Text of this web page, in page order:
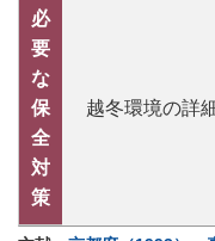
必
要
な
保
全
対
策
越冬環境の詳